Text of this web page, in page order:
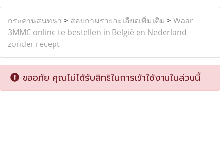
กระดานสนทนา > สอบถามรายละเอียดเพิ่มเติม >Waar
3MMC online te bestellen in België en Nederland
zonder recept
ขออภัย คุณไม่ได้รับสิทธิในการเข้าใช้งานในส่วนนี้